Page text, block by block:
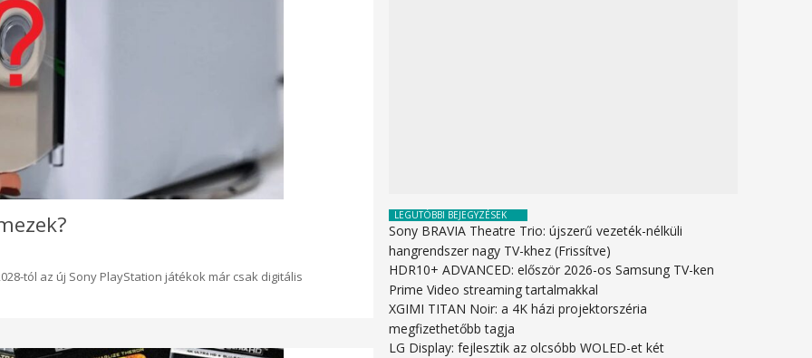
tól az új Sony PlayStation játékok már csak digitális
LEGUTÓBBI BEJEGYZÉSEK
Sony BRAVIA Theatre Trio: újszerű vezeték-nélküli
hangrendszer nagy TV-khez (Frissítve)
HDR10+ ADVANCED: először 2026-os Samsung TV-ken
Prime Video streaming tartalmakkal
XGIMI TITAN Noir: a 4K házi projektorszéria
megfizethetőbb tagja
LG Display: fejlesztik az olcsóbb WOLED-et két